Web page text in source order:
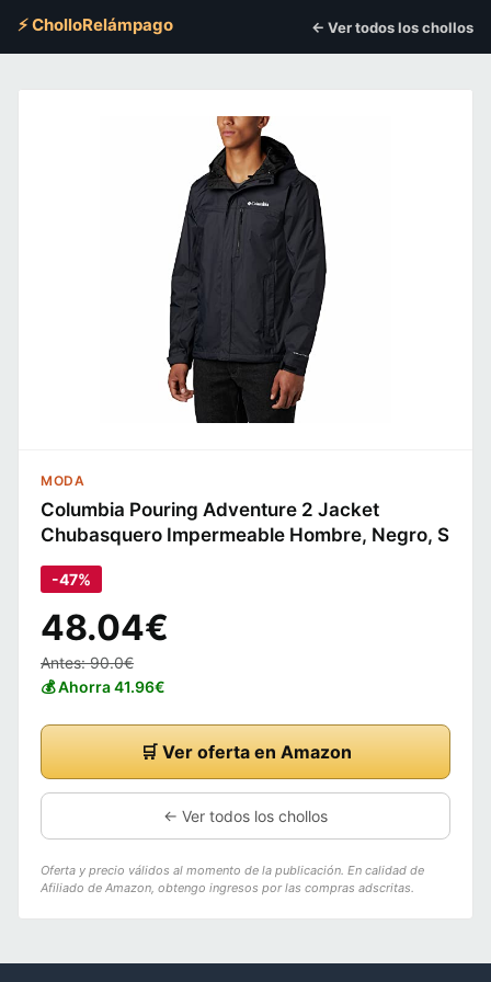
⚡ CholloRelámpago ← Ver todos los chollos
MODA
Columbia Pouring Adventure 2 Jacket
Chubasquero Impermeable Hombre, Negro, S
-47%
48.04€
Antes: 90.0€
💰 Ahorra 41.96€
🛒 Ver oferta en Amazon
← Ver todos los chollos
Oferta y precio válidos al momento de la publicación. En calidad de
Afiliado de Amazon, obtengo ingresos por las compras adscritas.